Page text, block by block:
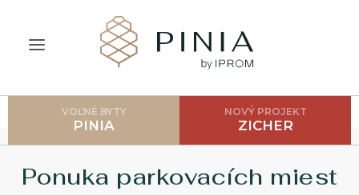
O PROJEKTE
CENNÍK
VOĽNÉ BYTY
PINIA
NOVÝ PROJEKT
ZICHER
Ponuka parkovacích miest